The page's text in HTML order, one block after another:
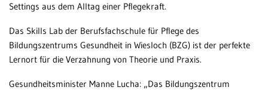
Settings aus dem Alltag einer Pflegekraft.
Das Skills Lab der Berufsfachschule für Pflege des
Bildungszentrums Gesundheit in Wiesloch (BZG) ist der perfekte
Lernort für die Verzahnung von Theorie und Praxis.
Gesundheitsminister Manne Lucha: „Das Bildungszentrum